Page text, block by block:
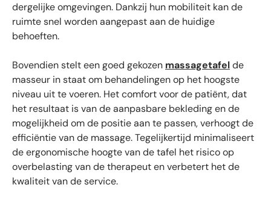
dergelijke omgevingen. Dankzij hun mobiliteit kan de
ruimte snel worden aangepast aan de huidige
behoeften.
Bovendien stelt een goed gekozen massagetafelde
masseur in staat om behandelingen op het hoogste
niveau uit te voeren. Het comfort voor de patiënt, dat
het resultaat is van de aanpasbare bekleding en de
mogelijkheid om de positie aan te passen, verhoogt de
efficiëntie van de massage. Tegelijkertijd minimaliseert
de ergonomische hoogte van de tafel het risico op
overbelasting van de therapeut en verbetert het de
kwaliteit van de service.